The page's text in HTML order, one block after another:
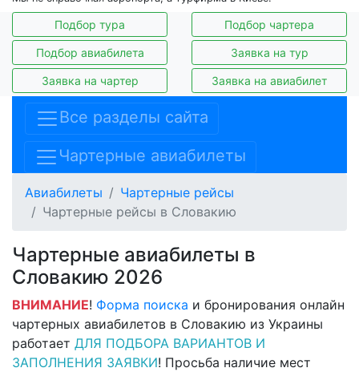
Подбор тура Подбор чартера
Подбор авиабилета Заявка на тур
Заявка на чартер Заявка на авиабилет
Все разделы сайта
Чартерные авиабилеты
Авиабилеты
Чартерные рейсы
Чартерные рейсы в Словакию
Чартерные авиабилеты в
Словакию 2026
ВНИМАНИЕ! Форма поиска и бронирования онлайн
чартерных авиабилетов в Словакию из Украины
работает ДЛЯ ПОДБОРА ВАРИАНТОВ И
ЗАПОЛНЕНИЯ ЗАЯВКИ! Просьба наличие мест